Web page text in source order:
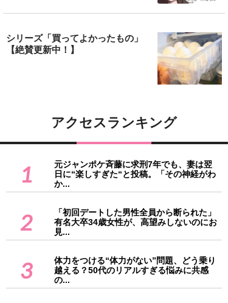
シリーズ「買ってよかったもの」
【絶賛更新中！】
アクセスランキング
1
元ジャンポケ斉藤に求刑7年でも、妻は翌
日に“楽しすぎた“と投稿。「その神経がわ
か...
2
「初回デートした男性全員から断られた」
有名大卒34歳女性が、高望みしないのにお
見...
3
体力をつける“体力がない”問題、どう乗り
越える？50代のリアルすぎる悩みに共感
の...